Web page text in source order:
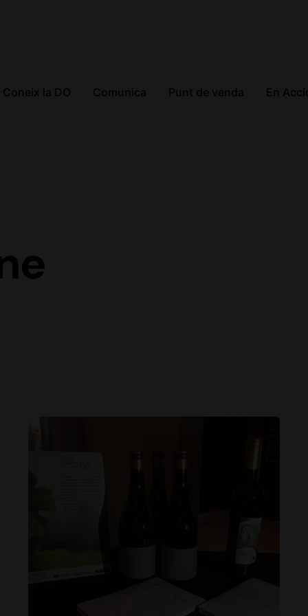
Coneix la DO Comunica Punt de venda En